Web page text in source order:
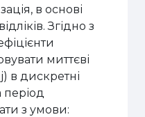
в основі
Згідно з
миттєві
в дискретні
з умови: